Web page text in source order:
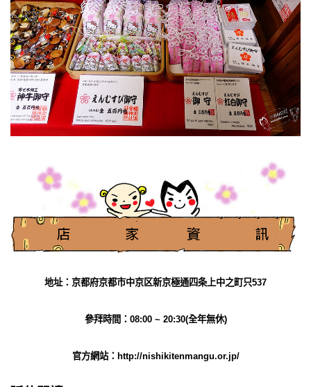
地址：京都府京都市中京区新京極通四条上中之町只537
參拜時間：08:00 ~ 20:30(全年無休)
官方網站： http://nishikitenmangu.or.jp/